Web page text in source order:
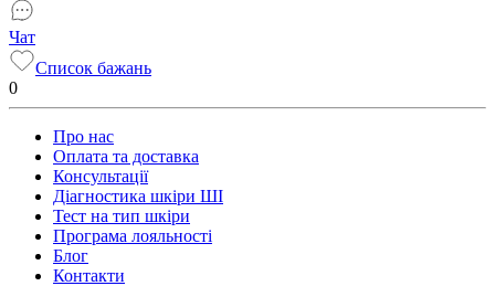
Чат
Список бажань
0
Про нас
Оплата та доставка
Консультації
Діагностика шкіри ШІ
Тест на тип шкіри
Програма лояльності
Блог
Контакти